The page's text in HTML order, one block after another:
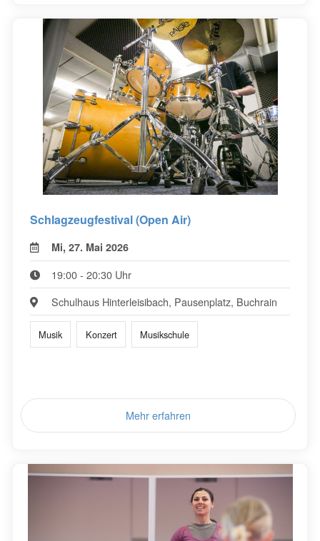
Schlagzeugfestival (Open Air)
Mi, 27. Mai 2026
19:00 - 20:30 Uhr
Schulhaus Hinterleisibach, Pausenplatz, Buchrain
Musik Konzert Musikschule
Mehr erfahren